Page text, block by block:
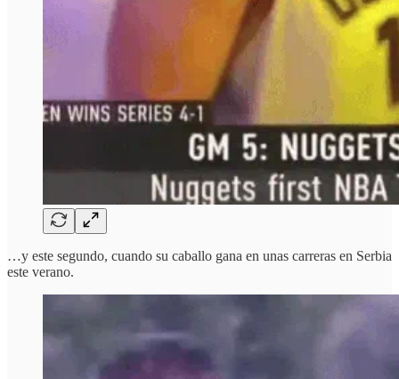
…y este segundo, cuando su caballo gana en unas carreras en Serbia
este verano.